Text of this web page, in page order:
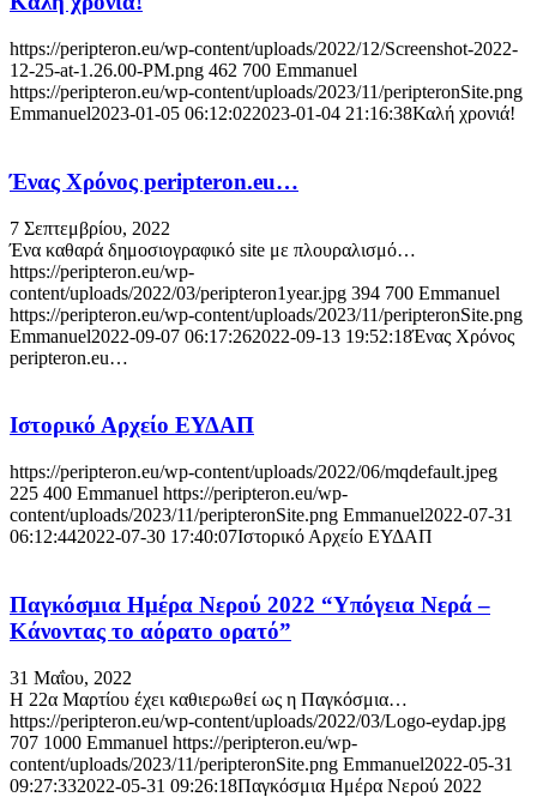
https://peripteron.eu/wp-content/uploads/2022/12/Screenshot-2022-
12-25-at-1.26.00-PM.png 462 700 Emmanuel
https://peripteron.eu/wp-content/uploads/2023/11/peripteronSite.png
Emmanuel2023-01-05 06:12:022023-01-04 21:16:38Καλή χρονιά!
Ένας Χρόνος peripteron.eu…
7 Σεπτεμβρίου, 2022
Ένα καθαρά δημοσιογραφικό site με πλουραλισμό…
https://peripteron.eu/wp-
content/uploads/2022/03/peripterοn1year.jpg 394 700 Emmanuel
https://peripteron.eu/wp-content/uploads/2023/11/peripteronSite.png
Emmanuel2022-09-07 06:17:262022-09-13 19:52:18Ένας Χρόνος
peripteron.eu…
Ιστορικό Αρχείο ΕΥΔΑΠ
https://peripteron.eu/wp-content/uploads/2022/06/mqdefault.jpeg
225 400 Emmanuel https://peripteron.eu/wp-
content/uploads/2023/11/peripteronSite.png Emmanuel2022-07-31
06:12:442022-07-30 17:40:07Ιστορικό Αρχείο ΕΥΔΑΠ
Παγκόσμια Ημέρα Νερού 2022 “Υπόγεια Νερά –
Κάνοντας το αόρατο ορατό”
31 Μαΐου, 2022
H 22α Μαρτίου έχει καθιερωθεί ως η Παγκόσμια…
https://peripteron.eu/wp-content/uploads/2022/03/Logo-eydap.jpg
707 1000 Emmanuel https://peripteron.eu/wp-
content/uploads/2023/11/peripteronSite.png Emmanuel2022-05-31
09:27:332022-05-31 09:26:18Παγκόσμια Ημέρα Νερού 2022